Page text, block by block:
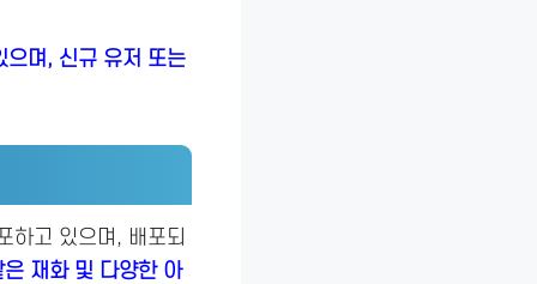
으며, 신규 유저 또는
하고 있으며, 배포되
재화 및 다양한 아